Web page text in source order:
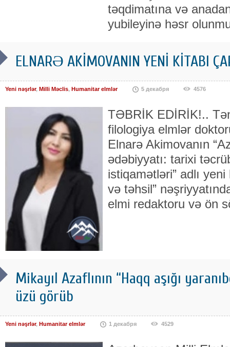
təqdimatına və
yubileyinə həsr
ELNARƏ AKİMOVANIN YENİ KİTABI
Yeni nəşrlər, Milli Məclis, Humanitar elmlər 5 декабря 4576
TƏBRİK EDİRİK!..
filologiya elmlər
Elnarə Akimovanın
ədəbiyyatı: tarixi
istiqamətləri” adlı
və təhsil”
elmi redaktoru və ön
Mikayıl Azaflının “Haqq aşığı
üzü görüb
Yeni nəşrlər, Humanitar elmlər 1 декабря 4529